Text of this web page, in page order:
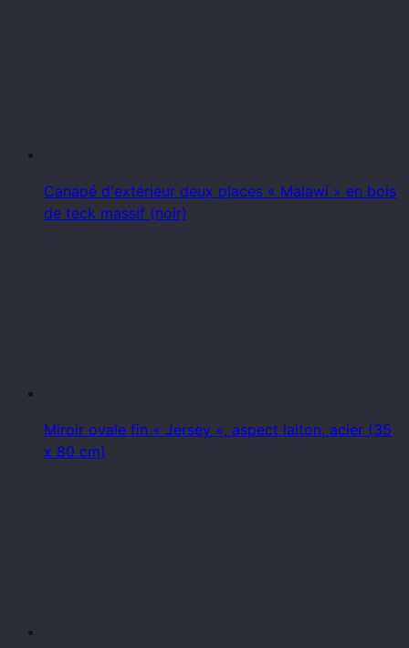
Canapé d'extérieur deux places « Malawi » en bois
de teck massif (noir)
Miroir ovale fin « Jersey », aspect laiton, acier (35
x 80 cm)